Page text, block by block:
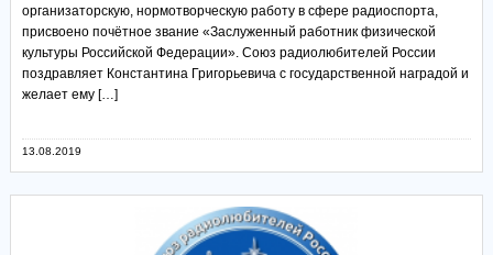
организаторскую, нормотворческую работу в сфере радиоспорта,
присвоено почётное звание «Заслуженный работник физической
культуры Российской Федерации». Союз радиолюбителей России
поздравляет Константина Григорьевича с государственной наградой и
желает ему […]
13.08.2019